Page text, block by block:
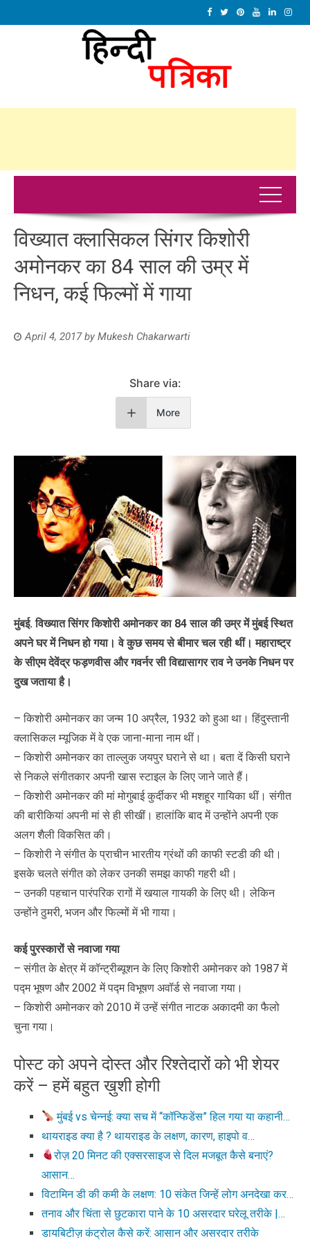
विख्यात क्लासिकल सिंगर किशोरी
अमोनकर का 84 साल की उम्र में
निधन, कई फिल्मों में गाया
April 4, 2017by Mukesh Chakarwarti
Share via:
More
मुंबई. विख्यात सिंगर किशोरी अमोनकर का 84 साल की उम्र में मुंबई स्थित
अपने घर में निधन हो गया। वे कुछ समय से बीमार चल रही थीं। महाराष्ट्र
के सीएम देवेंद्र फड़णवीस और गवर्नर सी विद्यासागर राव ने उनके निधन पर
दुख जताया है।
– किशोरी अमोनकर का जन्म 10 अप्रैल, 1932 को हुआ था। हिंदुस्तानी
क्लासिकल म्यूजिक में वे एक जाना-माना नाम थीं।
– किशोरी अमोनकर का ताल्लुक जयपुर घराने से था। बता दें किसी घराने
से निकले संगीतकार अपनी खास स्टाइल के लिए जाने जाते हैं।
– किशोरी अमोनकर की मां मोगुबाई कुर्दीकर भी मशहूर गायिका थीं। संगीत
की बारीकियां अपनी मां से ही सीखीं। हालांकि बाद में उन्होंने अपनी एक
अलग शैली विकसित की।
– किशोरी ने संगीत के प्राचीन भारतीय ग्रंथों की काफी स्टडी की थी।
इसके चलते संगीत को लेकर उनकी समझ काफी गहरी थी।
– उनकी पहचान पारंपरिक रागों में खयाल गायकी के लिए थी। लेकिन
उन्होंने ठुमरी, भजन और फिल्मों में भी गाया।
कई पुरस्कारों से नवाजा गया
– संगीत के क्षेत्र में कॉन्ट्रीब्यूशन के लिए किशोरी अमोनकर को 1987 में
पद्म भूषण और 2002 में पद्म विभूषण अवॉर्ड से नवाजा गया।
– किशोरी अमोनकर को 2010 में उन्हें संगीत नाटक अकादमी का फैलो
चुना गया।
पोस्ट को अपने दोस्त और रिश्तेदारों को भी शेयर
करें – हमें बहुत ख़ुशी होगी
मुंबई vs चेन्नई: क्या सच में “कॉन्फिडेंस” हिल गया या कहानी…
थायराइड क्या है ? थायराइड के लक्षण, कारण, हाइपो व…
रोज़ 20 मिनट की एक्सरसाइज से दिल मजबूत कैसे बनाएं?
आसान…
विटामिन डी की कमी के लक्षण: 10 संकेत जिन्हें लोग अनदेखा कर…
तनाव और चिंता से छुटकारा पाने के 10 असरदार घरेलू तरीके |…
डायबिटीज़ कंट्रोल कैसे करें: आसान और असरदार तरीके